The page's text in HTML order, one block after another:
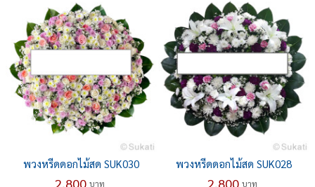
พวงหรีดดอกไม้สด SUK030
2,800 บาท
พวงหรีดดอกไม้สด SUK028
2,800 บาท